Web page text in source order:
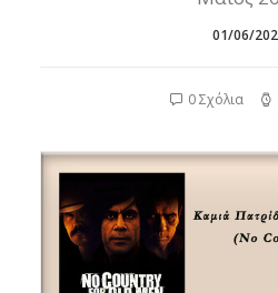
01/06/
0 Σχόλια